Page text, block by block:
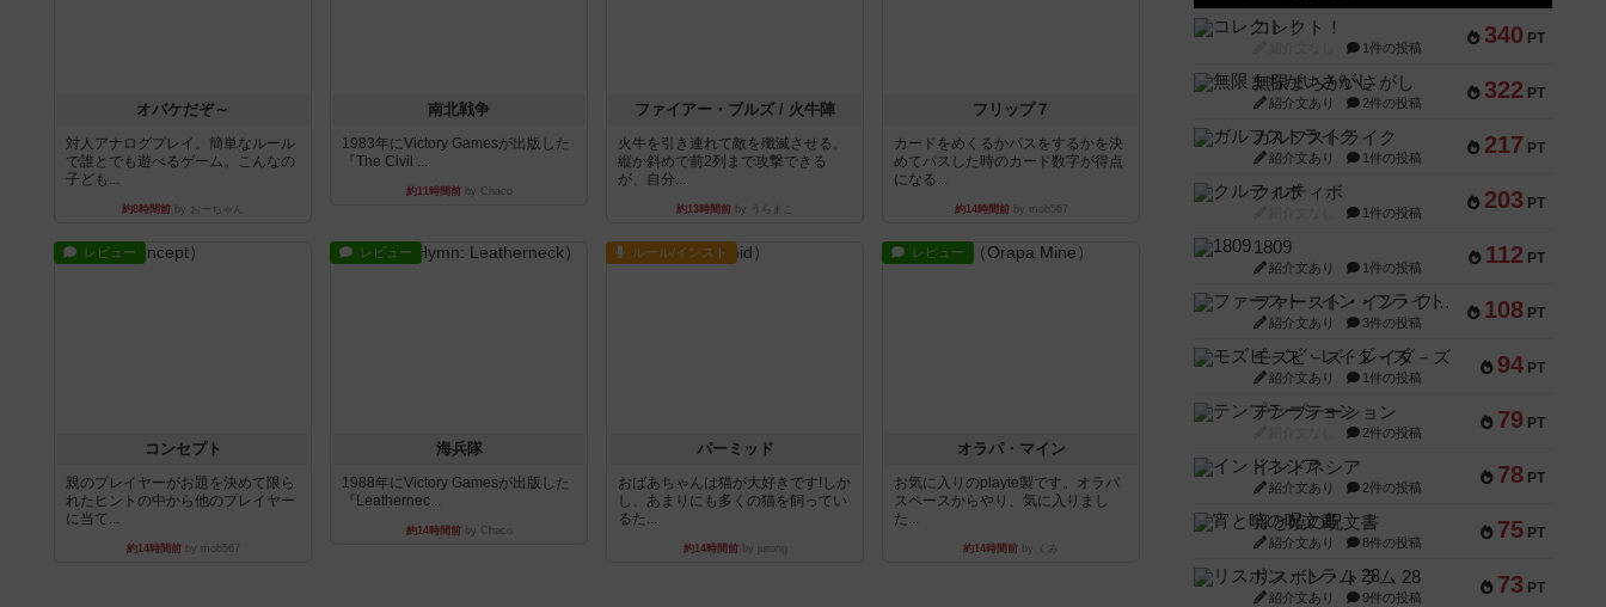
オバケだぞ～
対人アナログプレイ。簡単なルール
で誰とでも遊べるゲーム。こんなの
子ども...
約8時間前 by おーちゃん
南北戦争
1983年にVictory Gamesが出版した
『The Civil ...
約11時間前by Chaco
ファイアー・ブルズ / 火牛陣
火牛を引き連れて敵を殲滅させる。
縦か斜めで前2列まで攻撃できる
が、自分...
約13時間前 by うらまこ
フリップ７
カードをめくるかパスをするかを決
めてパスした時のカード数字が得点
になる...
約14時間前by mob567
レビュー
コンセプト
親のプレイヤーがお題を決めて限ら
れたヒントの中から他のプレイヤー
に当て...
約14時間前by mob567
レビュー
海兵隊
1988年にVictory Gamesが出版した
『Leathernec...
約14時間前by Chaco
ルール/インスト
パーミッド
おばあちゃんは猫が大好きです!しか
し、あまりにも多くの猫を飼ってい
るた...
約14時間前by jurong
レビュー
オラパ・マイン
お気に入りのplayte製です。オラパ
スペースからやり、気に入りまし
た...
約14時間前 by くみ
340 PT
コレクト！
1件の投稿
322 PT
無限まちがいさがし
紹介文あり 2件の投稿
217 PT
ガルフストライク
紹介文あり 1件の投稿
203 PT
クルティボ
1件の投稿
112 PT
1809
紹介文あり 1件の投稿
108 PT
ファースト・イン・フライト
紹介文あり 3件の投稿
94 PT
モズビ－ズ・レイダ－ズ
紹介文あり 1件の投稿
79 PT
テンプテーション
2件の投稿
78 PT
インドネシア
紹介文あり 2件の投稿
75 PT
宵と暁の呪文書
紹介文あり 8件の投稿
73 PT
リスボン・トラム 28
紹介文あり 9件の投稿